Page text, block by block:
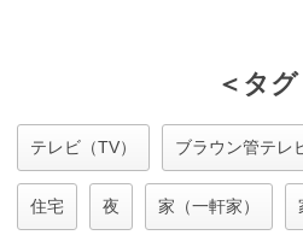
＜タグ
テレビ（TV） ブラウン管テレ
住宅 夜 家（一軒家）